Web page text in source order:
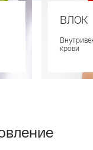
ВЛОК
крови